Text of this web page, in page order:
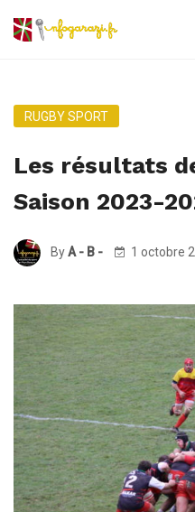
RUGBY SPORT
Les résultats
Saison 2023-
ByA - B - 1 octobre